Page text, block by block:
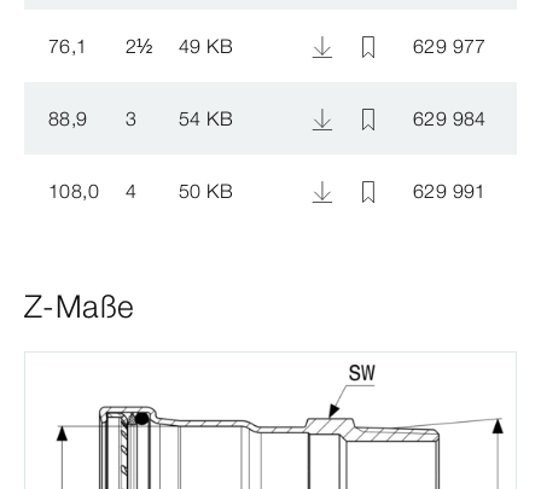
76,1 2½ 49 KB 629 977
88,9 3 54 KB 629 984
108,0 4 50 KB 629 991
Z-Maße